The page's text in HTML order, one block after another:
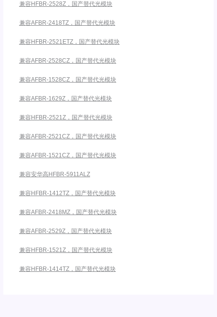
兼容HFBR-2528Z，国产替代光模块
兼容AFBR-2418TZ，国产替代光模块
兼容HFBR-2521ETZ，国产替代光模块
兼容AFBR-2528CZ，国产替代光模块
兼容AFBR-1528CZ，国产替代光模块
兼容AFBR-1629Z，国产替代光模块
兼容HFBR-2521Z，国产替代光模块
兼容AFBR-2521CZ，国产替代光模块
兼容AFBR-1521CZ，国产替代光模块
兼容安华高HFBR-5911ALZ
兼容HFBR-1412TZ，国产替代光模块
兼容AFBR-2418MZ，国产替代光模块
兼容AFBR-2529Z，国产替代光模块
兼容HFBR-1521Z，国产替代光模块
兼容HFBR-1414TZ，国产替代光模块